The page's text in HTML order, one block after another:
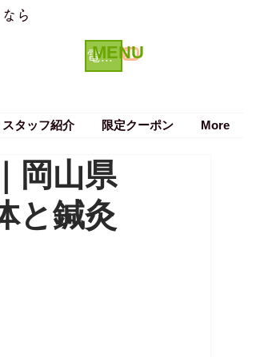
ら
電話で予約する クーポン
MENU
スタッフ紹介 限定クーポン More
岡山県
と鍼灸